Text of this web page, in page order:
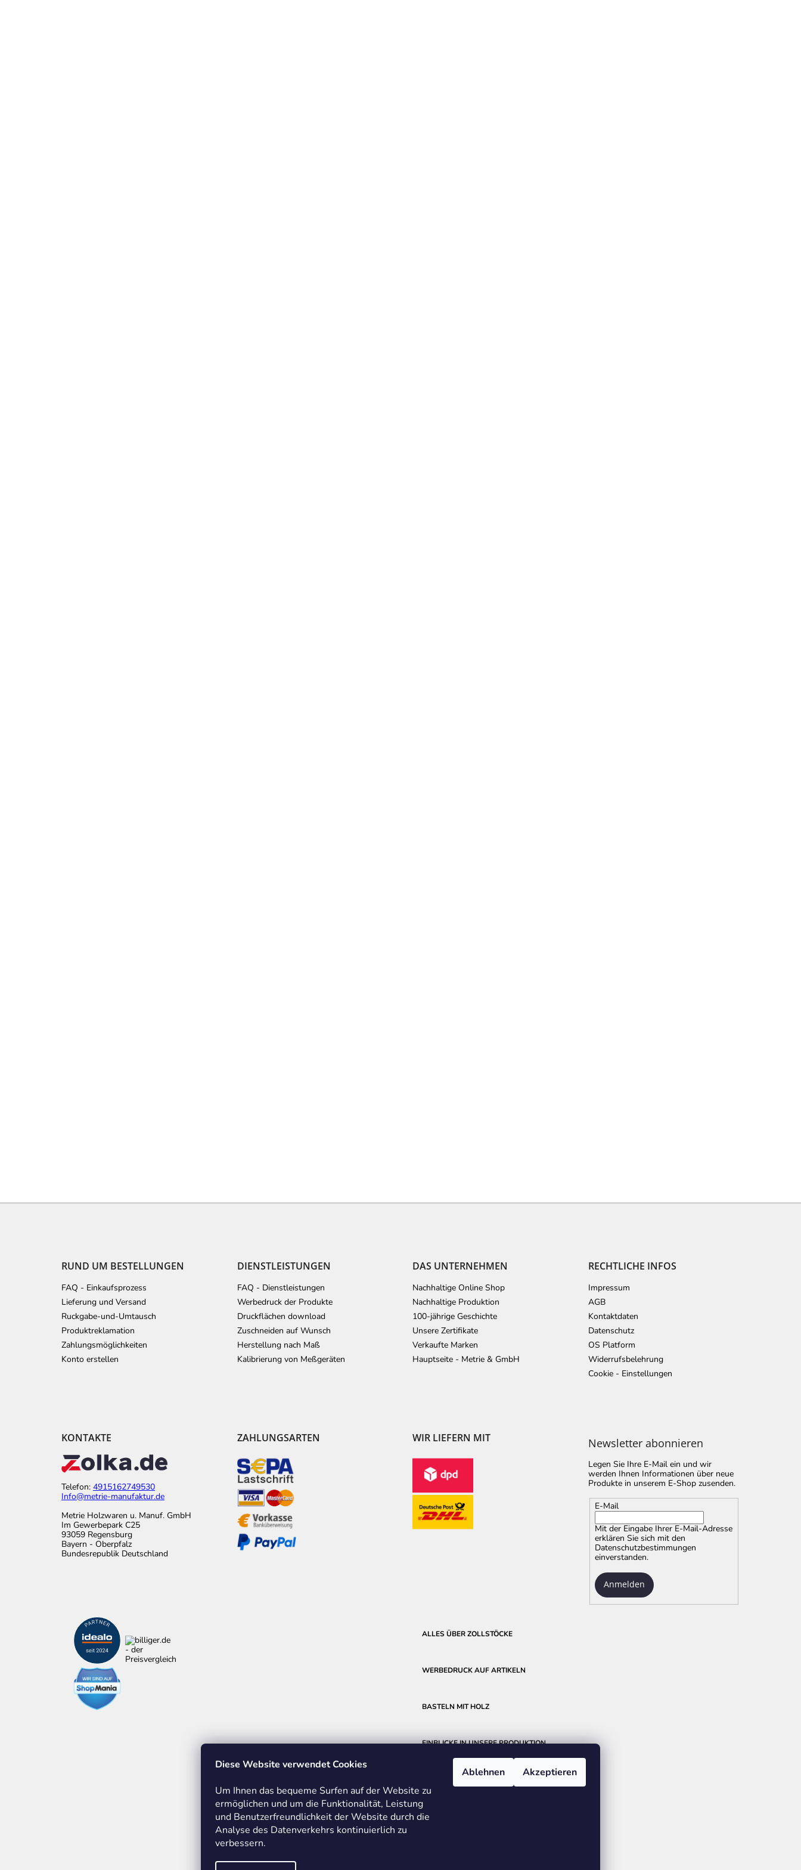
Diese Website verwendet Cookies
Um Ihnen das bequeme Surfen auf der Website zu
ermöglichen und um die Funktionalität, Leistung
und Benutzerfreundlichkeit der Website durch die
Analyse des Datenverkehrs kontinuierlich zu
verbessern.
Ablehnen Akzeptieren
F
RUND UM BESTELLUNGEN
FAQ - Einkaufsprozess
Lieferung und Versand
Ruckgabe-und-Umtausch
Produktreklamation
Zahlungsmöglichkeiten
Konto erstellen
DIENSTLEISTUNGEN
FAQ - Dienstleistungen
Werbedruck der Produkte
Druckflächen download
Zuschneiden auf Wunsch
Herstellung nach Maß
Kalibrierung von Meßgeräten
DAS UNTERNEHMEN
Nachhaltige Online Shop
Nachhaltige Produktion
100-jährige Geschichte
Unsere Zertifikate
Verkaufte Marken
Hauptseite - Metrie & GmbH
RECHTLICHE INFOS
Impressum
AGB
Kontaktdaten
Datenschutz
OS Platform
Widerrufsbelehrung
Cookie - Einstellungen
KONTAKTE
Telefon: 4915162749530
Info@metrie-manufaktur.de
Metrie Holzwaren u. Manuf. GmbH
Im Gewerbepark C25
93059 Regensburg
Bayern - Oberpfalz
Bundesrepublik Deutschland
ZAHLUNGSARTEN WIR LIEFERN MIT Newsletter abonnieren
Legen Sie Ihre E-Mail ein und wir
werden Ihnen Informationen über neue
Produkte in unserem E-Shop zusenden.
E-Mail
Mit der Eingabe Ihrer E-Mail-Adresse
erklären Sie sich mitden
Datenschutzbestimmungen
einverstanden.
Anmelden
ALLES ÜBER ZOLLSTÖCKE
WERBEDRUCK AUF ARTIKELN
BASTELN MIT HOLZ
EINBLICKE IN UNSERE PRODUKTION